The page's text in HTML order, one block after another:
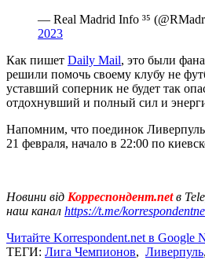
— Real Madrid Info ³⁵
2023
Как пишет Daily Mail, это были
решили помочь своему клубу не
уставший соперник не будет так
отдохнувший и полный сил и
Напомним, что поединок Ливерпуль
21 февраля, начало в 22:00 по
Новини від Корреспондент.netв
наш канал https://t.me/
Читайте Korrespondent.net в Google
ТЕГИ: Лига Чемпионов, Ливерпуль